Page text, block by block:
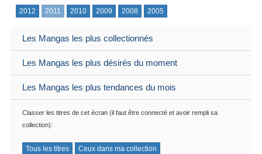
2012 2011 2010 2009 2008 2005
Les Mangas les plus collectionnés
Les Mangas les plus désirés du moment
Les Mangas les plus tendances du mois
Classer les titres de cet écran (il faut être connecté et avoir rempli sa
collection):
Tous les titres Ceux dans ma collection